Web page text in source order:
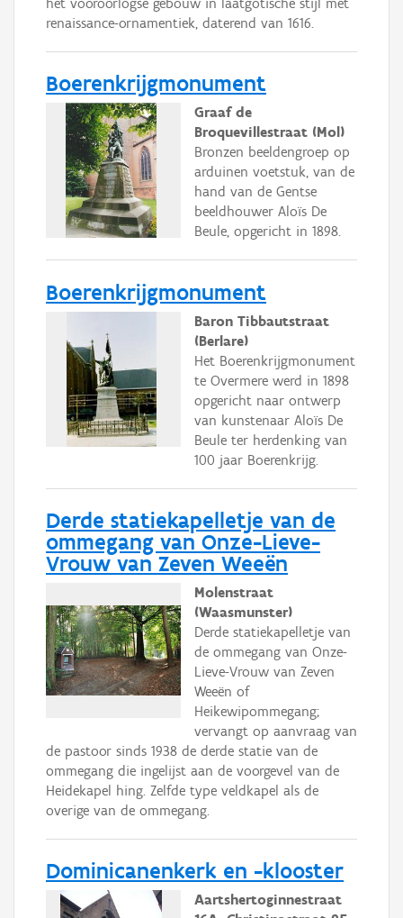
renaissance-ornamentiek, daterend van 1616.
Boerenkrijgmonument
Graaf de
Broquevillestraat (Mol)
Bronzen beeldengroep op
arduinen voetstuk, van de
hand van de Gentse
beeldhouwer Aloïs De
Beule, opgericht in 1898.
Boerenkrijgmonument
Baron Tibbautstraat
(Berlare)
Het Boerenkrijgmonument
te Overmere werd in 1898
opgericht naar ontwerp
van kunstenaar Aloïs De
Beule ter herdenking van
100 jaar Boerenkrijg.
Derde statiekapelletje van de
ommegang van Onze-Lieve-
Vrouw van Zeven Weeën
Molenstraat
(Waasmunster)
Derde statiekapelletje van
de ommegang van Onze-
Lieve-Vrouw van Zeven
Weeën of
Heikewipommegang;
vervangt op aanvraag van
de pastoor sinds 1938 de derde statie van de
ommegang die ingelijst aan de voorgevel van de
Heidekapel hing. Zelfde type veldkapel als de
overige van de ommegang.
Dominicanenkerk en -klooster
Aartshertoginnestraat